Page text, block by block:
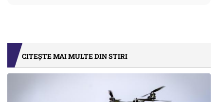
CITEȘTE MAI MULTE DIN STIRI